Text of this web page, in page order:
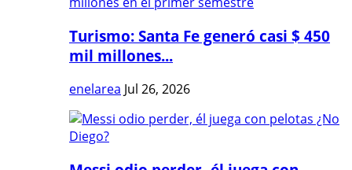
Turismo: Santa Fe generó casi $ 450
mil millones...
enelarea Jul 26, 2026